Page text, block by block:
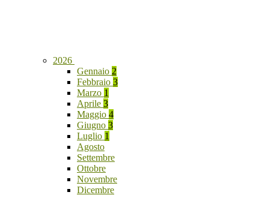
2026
Gennaio 2
Febbraio 3
Marzo 1
Aprile 3
Maggio 4
Giugno 3
Luglio 1
Agosto
Settembre
Ottobre
Novembre
Dicembre